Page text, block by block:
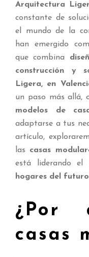
Arquitectura
constante de
el mundo de la
han emergido
que combina
construcción y
Ligera, en
un paso más allá,
modelos de
adaptarse a tus
artículo,
las casas
está liderando
hogares del futuro
¿Por
casas